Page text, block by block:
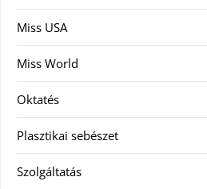
Miss USA
Miss World
Oktatés
Plasztikai sebészet
Szolgáltatás